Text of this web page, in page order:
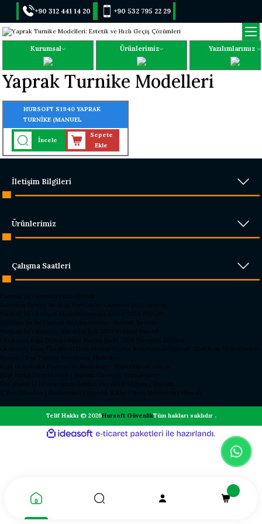
+90 312 441 14 20 +90 532 795 22 29
Kurumsal Ürünlerimiz Yazılımlarımız
Yaprak Turnike Modelleri
HURSOFT S1940 YAPRAK
TURNİKE (MANUEL
KİLİTLEMELİ)
İncele
Sepete
Ekle
İletişim Bilgileri
Ürünlerimiz
Çalışma Saatleri
Parmak İzi Okuyucu 2026 Hursoft
Rakipleri Geride Bırakan Parmak İzi Okuyucu 2026 Hursoft
Parmak İzi Okuyucu Fiyat Performans Lideri 2026 Hursoft
2026’nın En İyi Parmak İzi Okuyucusu – Hursoft Zirvede
Parmak İzi Okuyucu Alacaklar İçin 2026 Rehberi Hursoft
Okullarda Kapı Dedektörleri Neden Şart? 2026 Güvenlik Rehberi
Okullarda Kapı Tipi Metal Dedektörler Neden Kullanılmalı?Hursoft Okul Kapı Dedektörleri
Hursoft Okul Turnike Sundurma Modelleri
Kapı Dedektörü Fiyatları ve Modelleri - 2026 Güncel Listesi
Kapı Metal Dedektörleri | Hursoft Güvenlik Teknolojileri
Üst Arama El Dedektörleri Kaliteli Dayanıklı Sağlam | Hursoft
X Ray Cihazları | Profesyonel Güvenlik X Ray Cihazı Sistemleri | Hursoft
Telif Hakkı © 2026Hursoft GüvenlikTüm hakları saklıdır .
ideasoft
e-
hazırlandı.